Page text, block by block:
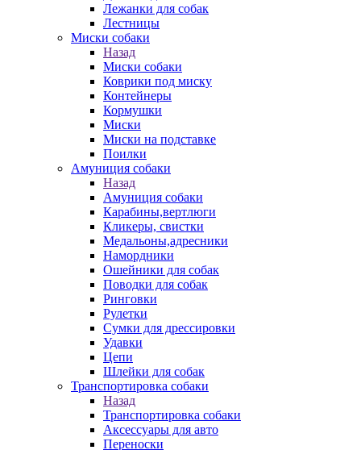
Лежанки для собак
Лестницы
Миски собаки
Назад
Миски собаки
Коврики под миску
Контейнеры
Кормушки
Миски
Миски на подставке
Поилки
Амуниция собаки
Назад
Амуниция собаки
Карабины,вертлюги
Кликеры, свистки
Медальоны,адресники
Намордники
Ошейники для собак
Поводки для собак
Ринговки
Рулетки
Сумки для дрессировки
Удавки
Цепи
Шлейки для собак
Транспортировка собаки
Назад
Транспортировка собаки
Аксессуары для авто
Переноски